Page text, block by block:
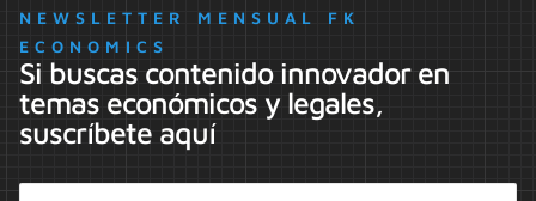
NEWSLETTER MENSUAL FK
ECONOMICS
Si buscas contenido innovador en
temas económicos y legales,
suscríbete aquí